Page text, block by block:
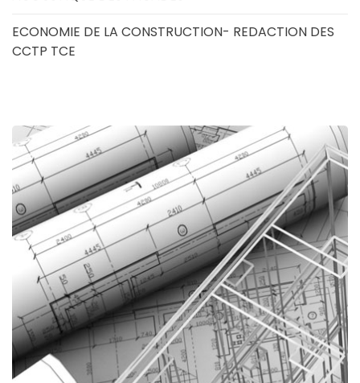
ECONOMIE DE LA CONSTRUCTION- REDACTION DES
CCTP TCE